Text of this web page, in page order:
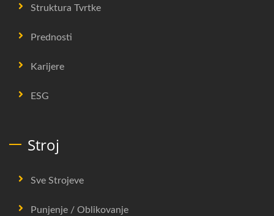
Struktura Tvrtke
Prednosti
Karijere
ESG
Stroj
Sve Strojeve
Punjenje / Oblikovanje